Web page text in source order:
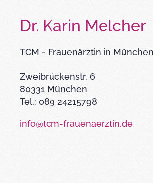
Dr. Karin Melcher
TCM - Frauenärztin in München
Zweibrückenstr. 6
80331 München
Tel.: 089 24215798
info@tcm-frauenaerztin.de